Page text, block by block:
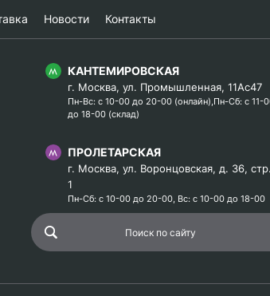
Новости Контакты
КАНТЕМИРОВСКАЯ
г. Москва, ул. Промышленная, 11Ас47
Пн-Вс: с 10-00 до 20-00 (онлайн),Пн-Сб: с 11-
до 18-00 (склад)
ПРОЛЕТАРСКАЯ
г. Москва, ул. Воронцовская, д. 36, стр.
1
Пн-Сб: с 10-00 до 20-00, Вс: с 10-00 до 18-00